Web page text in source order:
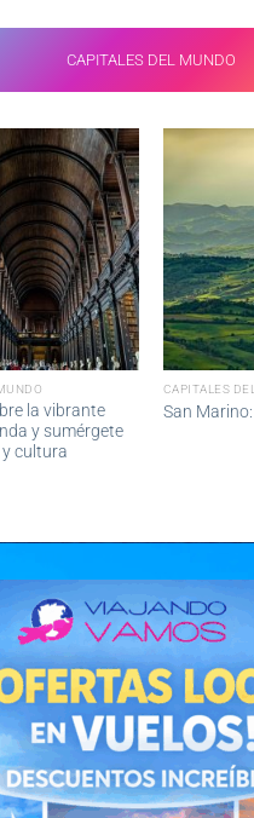
CAPITALES DEL MUNDO
la vibrante
y sumérgete
cultura
CAPITALES
San